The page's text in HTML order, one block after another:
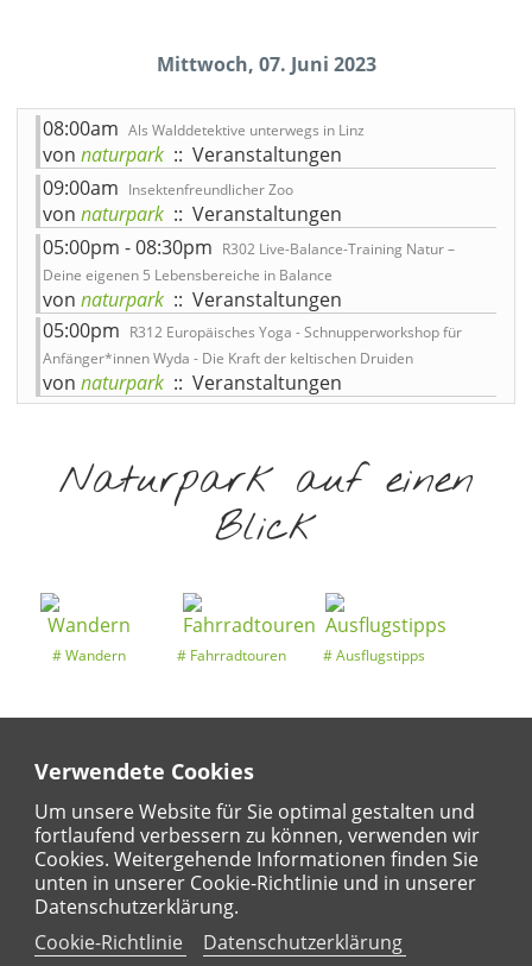
Verwendete Cookies
Um unsere Website für Sie optimal gestalten und
fortlaufend verbessern zu können, verwenden wir
Cookies. Weitergehende Informationen finden Sie
unten in unserer Cookie-Richtlinie und in unserer
Datenschutzerklärung.
Cookie-Richtlinie
Datenschutzerklärung
Mittwoch, 07. Juni 2023
08:00am Als Walddetektive unterwegs in Linz
von naturpark :: Veranstaltungen
09:00am Insektenfreundlicher Zoo
von naturpark :: Veranstaltungen
05:00pm - 08:30pm R302 Live-Balance-Training Natur –
Deine eigenen 5 Lebensbereiche in Balance
von naturpark :: Veranstaltungen
05:00pm R312 Europäisches Yoga - Schnupperworkshop für
Anfänger*innen Wyda - Die Kraft der keltischen Druiden
von naturpark :: Veranstaltungen
Naturpark auf einen
Blick
Wandern Fahrradtouren Ausflugstipps
Entdeckertouren Ansichten
Regional
Karte